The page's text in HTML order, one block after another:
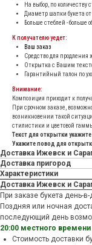
На выбор, по количеству
Диаметр шапки букета от
Больше стеблей - больше
К получателю уедет:
Ваш заказ
Средство для продления
Открытка с Вашим
Гарантийный талон по
Внимание:
Композиция приходит к
При срочном заказе,
возникновении такой
стилистики и цветовой
Текст для открытки
Укажите повод для
Доставка Ижевск и
Доставка пригород
Характеристики
Доставка Ижевск и
При заказе букета день-
Поздняя или ночная
последующий день
20:00 местного времени
Стоимость доставки